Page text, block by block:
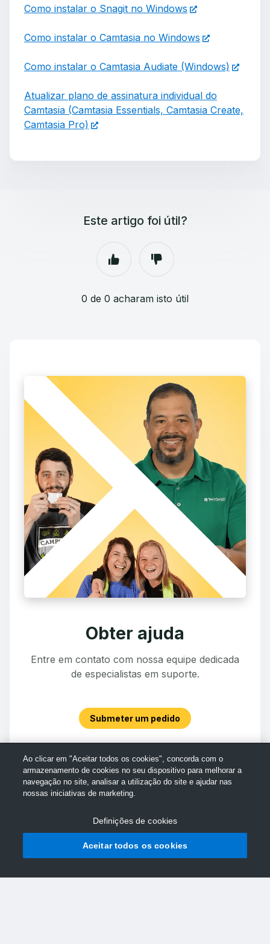
Como instalar o Snagit no Windows
Como instalar o Camtasia no Windows
Como instalar o Camtasia Audiate (Windows)
Atualizar plano de assinatura individual do
Camtasia (Camtasia Essentials, Camtasia Create,
Camtasia Pro)
Este artigo foi útil?
0 de 0 acharam isto útil
Obter ajuda
Entre em contato com nossa equipe dedicada
de especialistas em suporte.
Submeter um pedido
Ao clicar em "Aceitar todos os cookies", concorda com o
armazenamento de cookies no seu dispositivo para melhorar a
navegação no site, analisar a utilização do site e ajudar nas
nossas iniciativas de marketing.
Definições de cookies
Aceitar todos os cookies